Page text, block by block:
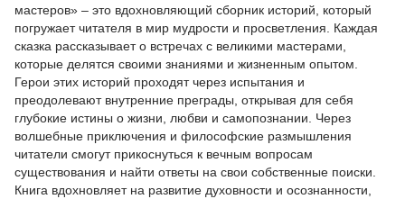
мастеров» – это вдохновляющий сборник историй, который
погружает читателя в мир мудрости и просветления. Каждая
сказка рассказывает о встречах с великими мастерами,
которые делятся своими знаниями и жизненным опытом.
Герои этих историй проходят через испытания и
преодолевают внутренние преграды, открывая для себя
глубокие истины о жизни, любви и самопознании. Через
волшебные приключения и философские размышления
читатели смогут прикоснуться к вечным вопросам
существования и найти ответы на свои собственные поиски.
Книга вдохновляет на развитие духовности и осознанности,